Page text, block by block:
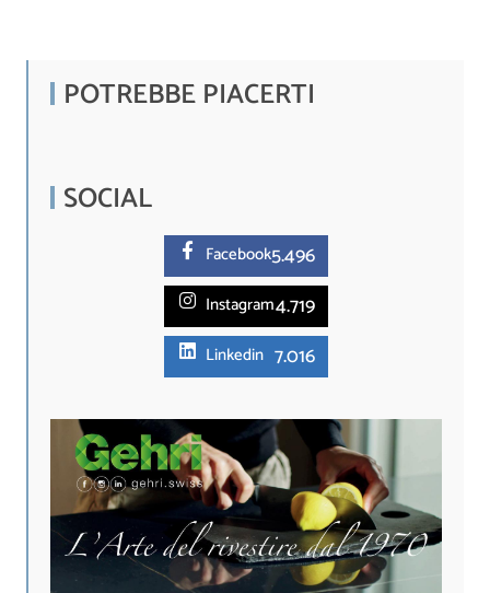
POTREBBE PIACERTI
SOCIAL
Facebook5.496
Instagram4.719
Linkedin 7.016